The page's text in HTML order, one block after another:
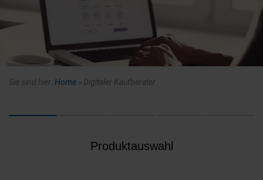
Sie sind hier: Home » Digitaler Kaufberater